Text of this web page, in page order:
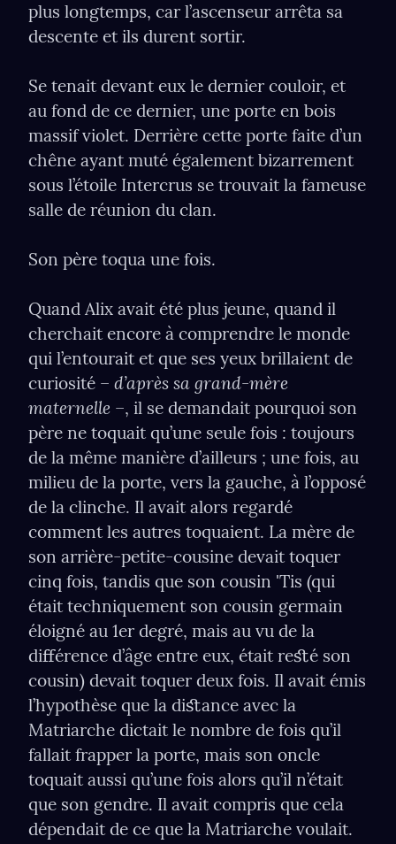
plus longtemps, car l’ascenseur arrêta sa
descente et ils durent sortir.
Se tenait devant eux le dernier couloir, et
au fond de ce dernier, une porte en bois
massif violet. Derrière cette porte faite d’un
chêne ayant muté également bizarrement
sous l’étoile Intercrus se trouvait la fameuse
salle de réunion du clan.
Son père toqua une fois.
Quand Alix avait été plus jeune, quand il
cherchait encore à comprendre le monde
qui l’entourait et que ses yeux brillaient de
curiosité – d’après sa grand-mère
maternelle –, il se demandait pourquoi son
père ne toquait qu’une seule fois : toujours
de la même manière d’ailleurs ; une fois, au
milieu de la porte, vers la gauche, à l’opposé
de la clinche. Il avait alors regardé
comment les autres toquaient. La mère de
son arrière-petite-cousine devait toquer
cinq fois, tandis que son cousin 'Tis (qui
était techniquement son cousin germain
éloigné au 1er degré, mais au vu de la
diﬀérence d’âge entre eux, était reﬆé son
cousin) devait toquer deux fois. Il avait émis
l’hypothèse que la diﬆance avec la
Matriarche dictait le nombre de fois qu’il
fallait frapper la porte, mais son oncle
toquait aussi qu’une fois alors qu’il n’était
que son gendre. Il avait compris que cela
dépendait de ce que la Matriarche voulait.